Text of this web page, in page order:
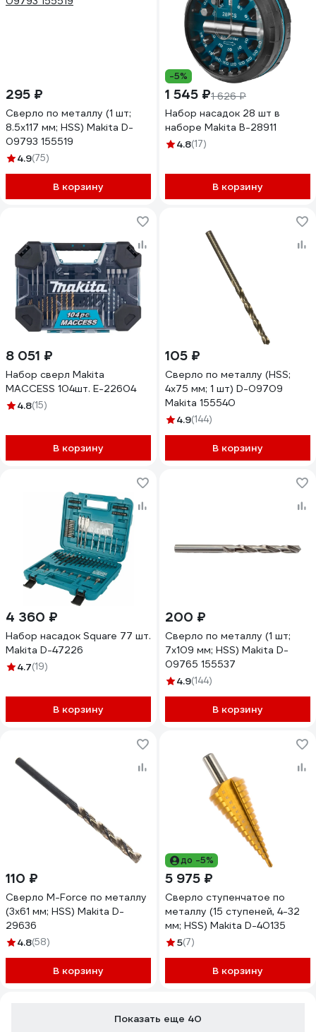
295 ₽
Сверло по металлу (1 шт;
8.5х117 мм; HSS) Makita D-
09793 155519
4.9(75)
В корзину
-5%
1 545 ₽1 626 ₽
Набор насадок 28 шт в
наборе Makita B-28911
4.8(17)
В корзину
8 051 ₽
Набор сверл Makita
MACCESS 104шт. E-22604
4.8(15)
В корзину
105 ₽
Сверло по металлу (HSS;
4х75 мм; 1 шт) D-09709
Makita 155540
4.9(144)
В корзину
4 360 ₽
Набор насадок Square 77 шт.
Makita D-47226
4.7(19)
В корзину
200 ₽
Сверло по металлу (1 шт;
7х109 мм; HSS) Makita D-
09765 155537
4.9(144)
В корзину
110 ₽
Сверло M-Force по металлу
(3х61 мм; HSS) Makita D-
29636
4.8(58)
В корзину
до -5%
5 975 ₽
Сверло ступенчатое по
металлу (15 ступеней, 4-32
мм; HSS) Makita D-40135
5(7)
В корзину
Показать еще 40